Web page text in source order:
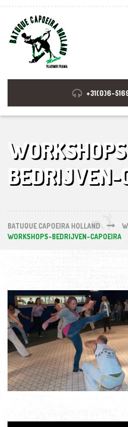
+31(0)6-
BEDRIJVEN-
BATUQUE CAPOEIRA HOLLAND
WORKSHOPS-BEDRIJVEN-CAPOEIRA